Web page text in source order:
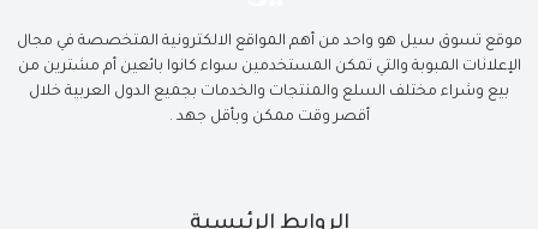
موقع تسوق سيل هو واحد من أهم المواقع الالكترونية المتخصصة في مجال
الإعلانات المبوبة والتي تمكن المستخدمين سواء كانوا بائعين أم مشترين من
بيع وشراء مختلف السلع والمنتجات والخدمات بجميع الدول العربية خلال
أقصر وقت ممكن وبأقل جهد .